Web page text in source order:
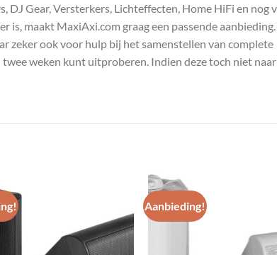
Gear, Versterkers, Lichteffecten, Home HiFi en nog
maakt MaxiAxi.com graag een passende
zeker ook voor hulp bij het samenstellen van complete
weken kunt uitproberen. Indien deze toch niet
Toevoegen
aan
wenslijst
Aanbieding!